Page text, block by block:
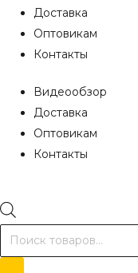
Доставка
Оптовикам
Контакты
Видеообзор
Доставка
Оптовикам
Контакты
Поиск
товаров